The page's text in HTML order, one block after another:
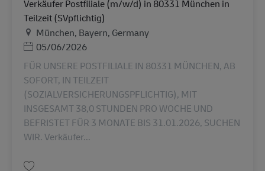
Verkäufer Postfiliale (m/w/d) in 80331 München in
Teilzeit (SVpflichtig)
สถานที่
München, Bayern, Germany
Posted Date
05/06/2026
FÜR UNSERE POSTFILIALE IN 80331 MÜNCHEN, AB
SOFORT, IN TEILZEIT
(SOZIALVERSICHERUNGSPFLICHTIG), MIT
INSGESAMT 38,0 STUNDEN PRO WOCHE UND
BEFRISTET FÜR 3 MONATE BIS 31.01.2026, SUCHEN
WIR. Verkäufer...